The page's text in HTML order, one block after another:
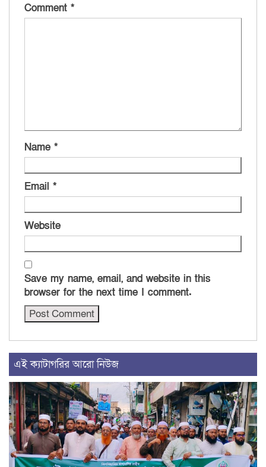
Comment *
Name *
Email *
Website
Save my name, email, and website in this
browser for the next time I comment.
এই ক্যাটাগরির আরো নিউজ